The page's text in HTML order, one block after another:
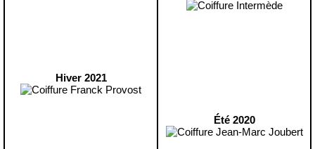
Hiver 2021
Été 2020